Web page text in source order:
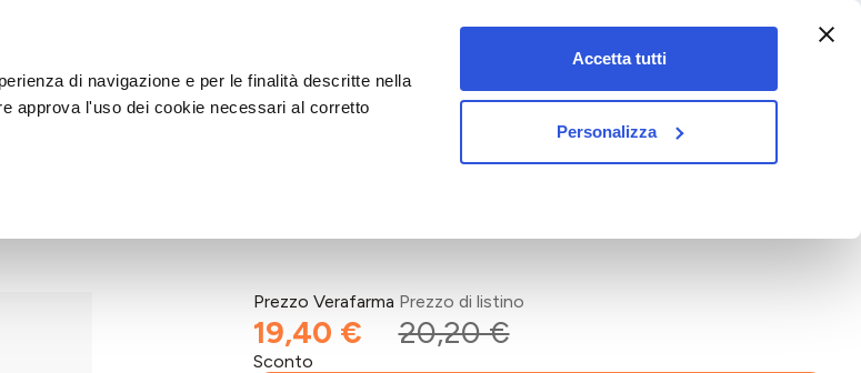
di navigazione e per le finalità descritte nella
approva l'uso dei cookie necessari al corretto
Accetta tutti
Personalizza
vet&pet
Prezzo Verafarma
19,40 €
Prezzo di listino
20,20 €
Sconto